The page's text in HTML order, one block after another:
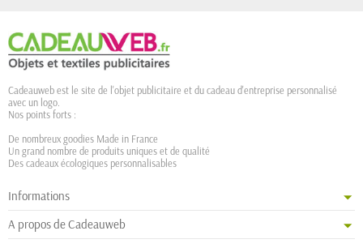
Cadeauweb est le site de l'objet publicitaire et du cadeau d'entreprise personnalisé
avec un logo.
Nos points forts :
De nombreux goodies Made in France
Un grand nombre de produits uniques et de qualité
Des cadeaux écologiques personnalisables
Informations
A propos de Cadeauweb